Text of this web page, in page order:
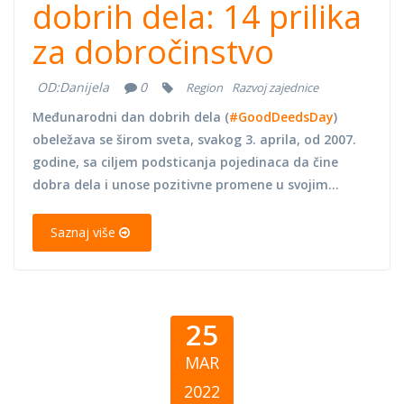
dobrih dela: 14 prilika
za dobročinstvo
OD:Danijela 0 Region Razvoj zajednice
Međunarodni dan dobrih dela (#GoodDeedsDay)
obeležava se širom sveta, svakog 3. aprila, od 2007.
godine, sa ciljem podsticanja pojedinaca da čine
dobra dela i unose pozitivne promene u svojim...
Saznaj više
25
MAR
2022